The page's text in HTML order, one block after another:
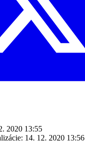
2020 13:55
14. 12. 2020 13:56